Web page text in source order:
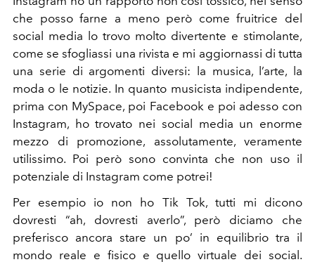
che posso farne a meno però come fruitrice del
social media lo trovo molto divertente e stimolante,
come se sfogliassi una rivista e mi aggiornassi di tutta
una serie di argomenti diversi: la musica, l’arte, la
moda o le notizie. In quanto musicista indipendente,
prima con MySpace, poi Facebook e poi adesso con
Instagram, ho trovato nei social media un enorme
mezzo di promozione, assolutamente, veramente
utilissimo. Poi però sono convinta che non uso il
potenziale di Instagram come potrei!
Per esempio io non ho Tik Tok, tutti mi dicono
dovresti “ah, dovresti averlo”, però diciamo che
preferisco ancora stare un po’ in equilibrio tra il
mondo reale e fisico e quello virtuale dei social.